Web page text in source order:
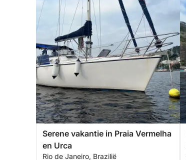
Serene vakantie in Praia Vermelha
en Urca
Rio de Janeiro, Brazilië